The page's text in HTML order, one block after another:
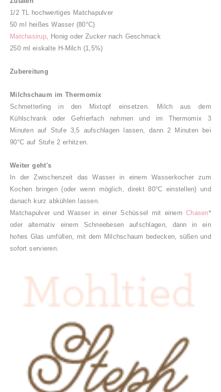
1/2 TL hochwertiges Matchapulver
50 ml heißes Wasser (80°C)
Matchasirup, Honig oder Zucker nach Geschmack
250 ml eiskalte H-Milch (1,5%)
Zubereitung
Milchschaum im Thermomix
Schmetterling in den Mixtopf einsetzen.
Milch aus dem
Kühlschrank oder Gefrierfach nehmen und im Thermomix 3
Minuten auf Stufe 3,5 aufschlagen lassen, dann 2 Minuten bei
90°C auf Stufe 2 erhitzen.
Weiter geht's
In der Zwischenzeit das Wasser in einem Wasserkocher zum
Kochen bringen (oder wenn möglich, direkt 80°C einstellen) und
danach kurz abkühlen lassen.
Matchapulver und Wasser in einer Schüssel mit einemChasen*
oder alternativ einem Schneebesen aufschlagen, dann in ein
hohes Glas umfüllen
mit dem Milchschaum bedecken , süßen und
sofort servieren.